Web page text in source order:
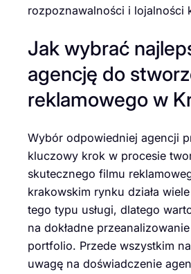
rozpoznawalności i lojalności
Jak wybrać
agencję do
reklamowego w
Wybór odpowiedniej agencji
kluczowy krok w procesie
skutecznego filmu
krakowskim rynku działa
tego typu usługi, dlatego
na dokładne
portfolio. Przede wszystkim
uwagę na doświadczenie